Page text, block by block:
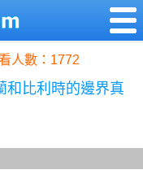
人數：1772
和比利時的邊界真